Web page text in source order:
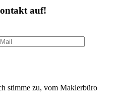
auf!
stimme zu, vom Maklerbüro